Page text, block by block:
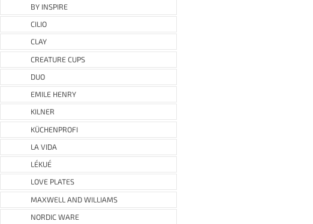
BY INSPIRE
CILIO
CLAY
CREATURE CUPS
DUO
EMILE HENRY
KILNER
KÜCHENPROFI
LA VIDA
LÉKUÉ
LOVE PLATES
MAXWELL AND WILLIAMS
NORDIC WARE